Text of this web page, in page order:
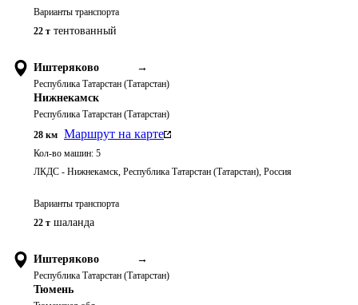
Варианты транспорта
22 т тентованный
Иштеряково →
Республика Татарстан (Татарстан)
Нижнекамск
Республика Татарстан (Татарстан)
28 км Маршрут на карте
Кол-во машин: 5
ЛКДС - Нижнекамск, Республика Татарстан (Татарстан), Россия
Варианты транспорта
22 т шаланда
Иштеряково →
Республика Татарстан (Татарстан)
Тюмень